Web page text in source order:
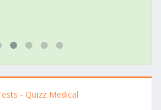
- Quizz Medical